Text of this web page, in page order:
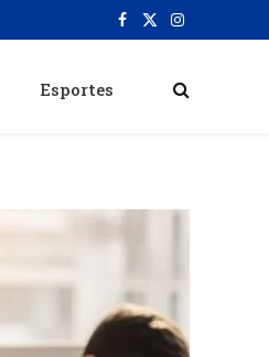
Facebook
X
Instagram
Esportes